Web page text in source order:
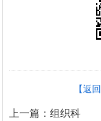
【返
上一篇：组织科